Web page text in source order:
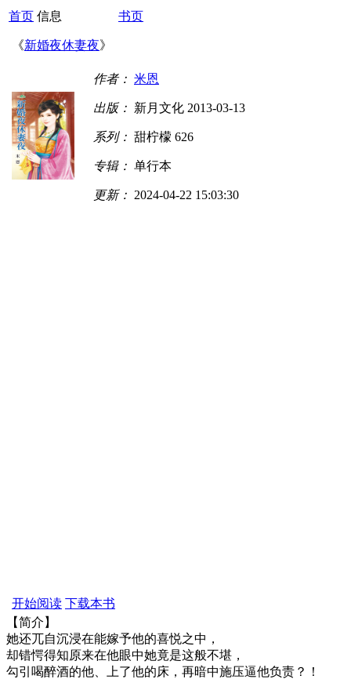
首页 信息 书页
《新婚夜休妻夜》
作者： 米恩
出版： 新月文化 2013-03-13
系列： 甜柠檬 626
专辑： 单行本
更新： 2024-04-22 15:03:30
开始阅读 下载本书
【简介】
她还兀自沉浸在能嫁予他的喜悦之中，
却错愕得知原来在他眼中她竟是这般不堪，
勾引喝醉酒的他、上了他的床，再暗中施压逼他负责？！